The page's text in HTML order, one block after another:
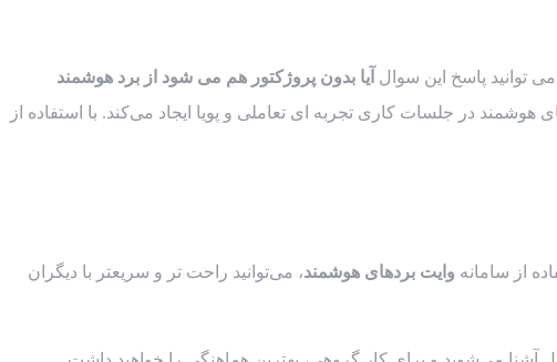
توانید پاسخ این سوال آیا بدون پروژکتور هم می شود از برد هوشمند
هوشمند در جلسات کاری تجربه‌ ای تعاملی و پویا ایجاد می‌کند. با استفاده از
از سامانه وایت بردهای هوشمند، می‌توانید راحت تر و سریعتر با دیگران